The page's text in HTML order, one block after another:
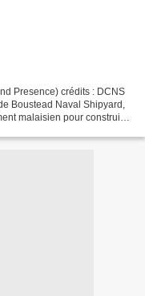
Presence) crédits : DCNS
Boustead Naval Shipyard,
malaisien pour construire